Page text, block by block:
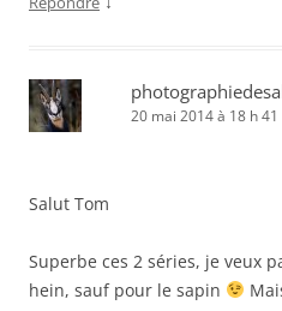
20 mai 2014 à 18 h
Salut Tom
Superbe ces 2 séries, je veux
hein, sauf pour le sapin